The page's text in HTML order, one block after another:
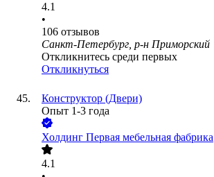
4.1
•
106 отзывов
Санкт-Петербург, р-н Приморский
Откликнитесь среди первых
Откликнуться
Конструктор (Двери)
Опыт 1-3 года
Холдинг Первая мебельная фабрика
4.1